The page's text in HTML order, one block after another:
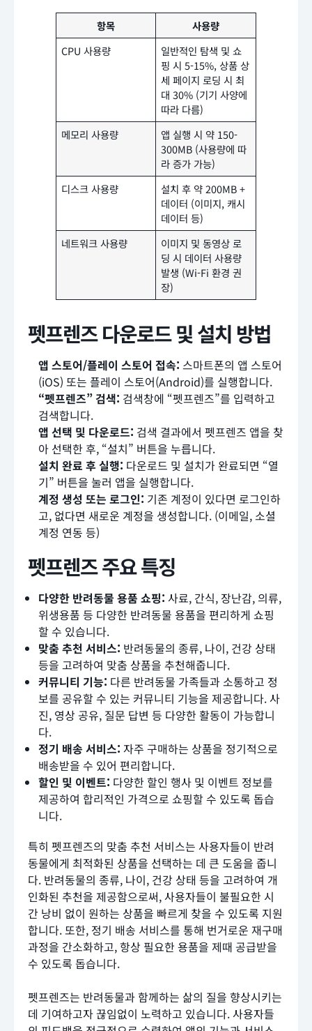
항목
사용량
CPU 사용량
일반적인 탐색 및 쇼
핑 시 5-15%, 상품 상
세 페이지 로딩 시 최
대 30% (기기 사양에
따라 다름)
메모리 사용량
앱 실행 시 약 150-
300MB (사용량에 따
라 증가 가능)
디스크 사용량
설치 후 약 200MB +
데이터 (이미지, 캐시
데이터 등)
네트워크 사용량
이미지 및 동영상 로
딩 시 데이터 사용량
발생 (Wi-Fi 환경 권
장)
펫프렌즈 다운로드 및 설치 방법
앱 스토어/플레이 스토어 접속: 스마트폰의 앱 스토어
(iOS) 또는 플레이 스토어(Android)를 실행합니다.
“펫프렌즈” 검색: 검색창에 “펫프렌즈”를 입력하고
검색합니다.
앱 선택 및 다운로드: 검색 결과에서 펫프렌즈 앱을 찾
아 선택한 후, “설치” 버튼을 누릅니다.
설치 완료 후 실행: 다운로드 및 설치가 완료되면 “열
기” 버튼을 눌러 앱을 실행합니다.
계정 생성 또는 로그인: 기존 계정이 있다면 로그인하
고, 없다면 새로운 계정을 생성합니다. (이메일, 소셜
계정 연동 등)
펫프렌즈 주요 특징
다양한 반려동물 용품 쇼핑: 사료, 간식, 장난감, 의류,
위생용품 등 다양한 반려동물 용품을 편리하게 쇼핑
할 수 있습니다.
맞춤 추천 서비스: 반려동물의 종류, 나이, 건강 상태
등을 고려하여 맞춤 상품을 추천해줍니다.
커뮤니티 기능: 다른 반려동물 가족들과 소통하고 정
보를 공유할 수 있는 커뮤니티 기능을 제공합니다. 사
진, 영상 공유, 질문 답변 등 다양한 활동이 가능합니
다.
정기 배송 서비스: 자주 구매하는 상품을 정기적으로
배송받을 수 있어 편리합니다.
할인 및 이벤트: 다양한 할인 행사 및 이벤트 정보를
제공하여 합리적인 가격으로 쇼핑할 수 있도록 돕습
니다.
특히 펫프렌즈의 맞춤 추천 서비스는 사용자들이 반려
동물에게 최적화된 상품을 선택하는 데 큰 도움을 줍니
다. 반려동물의 종류, 나이, 건강 상태 등을 고려하여 개
인화된 추천을 제공함으로써, 사용자들이 불필요한 시
간 낭비 없이 원하는 상품을 빠르게 찾을 수 있도록 지원
합니다. 또한, 정기 배송 서비스를 통해 번거로운 재구매
과정을 간소화하고, 항상 필요한 용품을 제때 공급받을
수 있도록 돕습니다.
펫프렌즈는 반려동물과 함께하는 삶의 질을 향상시키는
데 기여하고자 끊임없이 노력하고 있습니다. 사용자들